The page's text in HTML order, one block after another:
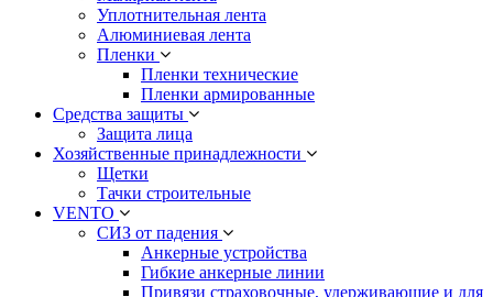
Уплотнительная лента
Алюминиевая лента
Пленки
Пленки технические
Пленки армированные
Средства защиты
Защита лица
Хозяйственные принадлежности
Щетки
Тачки строительные
VENTO
СИЗ от падения
Анкерные устройства
Гибкие анкерные линии
Привязи страховочные, удерживающие и для